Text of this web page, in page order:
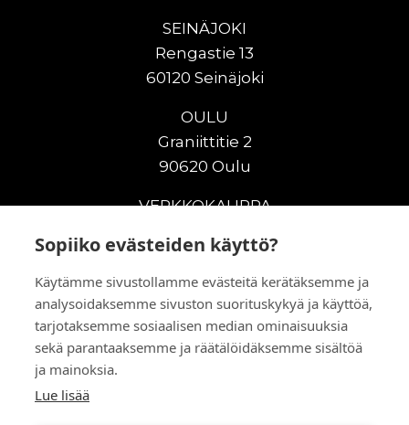
Sopiiko evästeiden käyttö?
Käytämme sivustollamme evästeitä kerätäksemme ja
analysoidaksemme sivuston suorituskykyä ja käyttöä,
tarjotaksemme sosiaalisen median ominaisuuksia
sekä parantaaksemme ja räätälöidäksemme sisältöä
ja mainoksia.
Lue lisää
SEINÄJOKI
Rengastie 13
60120 Seinäjoki
OULU
Graniittitie 2
90620 Oulu
VERKKOKAUPPA
Uudet maanrakennuskoneet
Vuokrakoneet
Kampanjat
Vaihtokoneet